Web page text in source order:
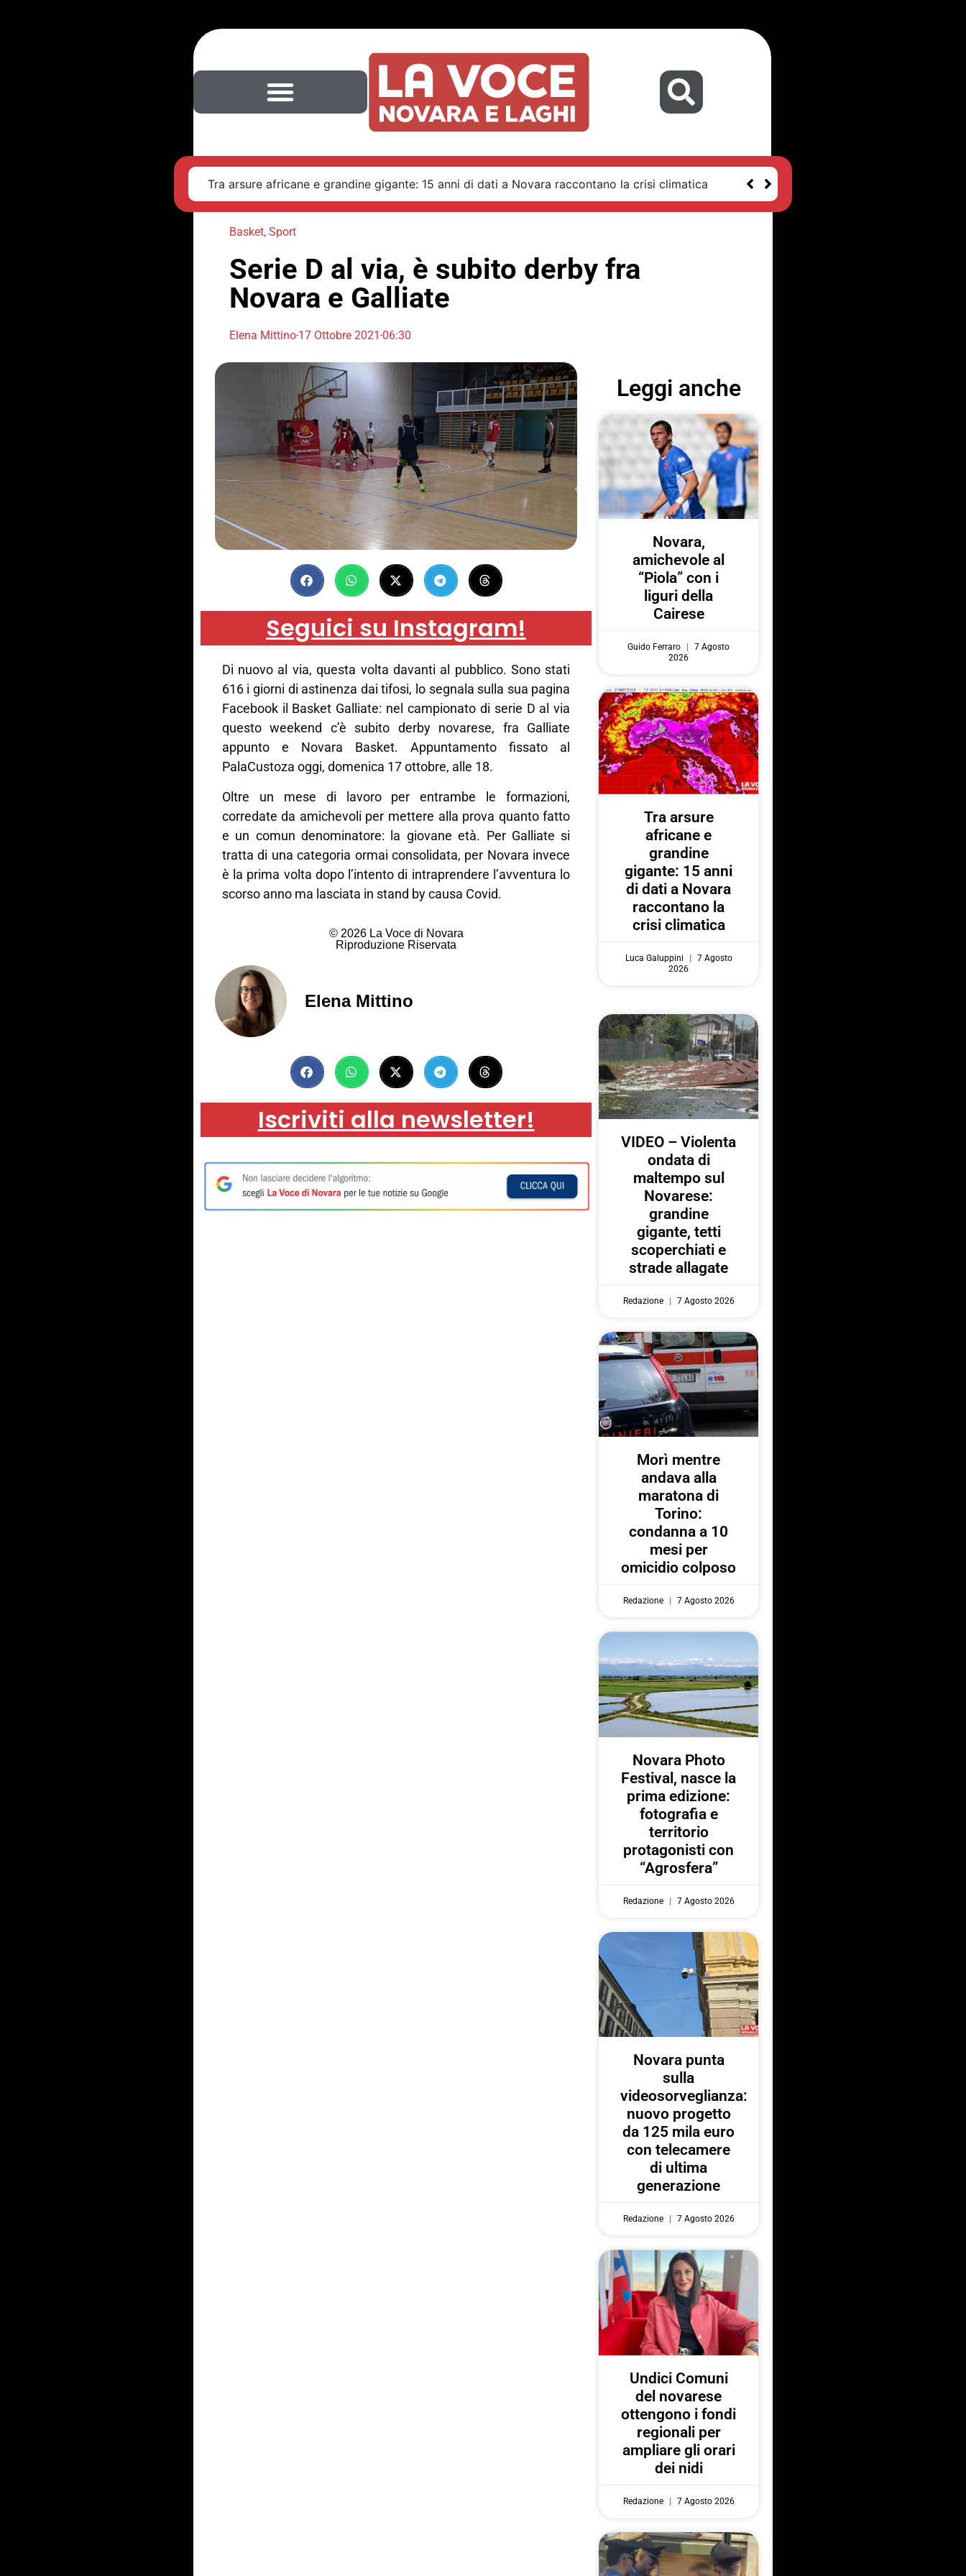
Tra arsure africane e grandine gigante: 15 anni di dati a Novara raccontano la crisi climatica
Basket, Sport
Serie D al via, è subito derby fra
Novara e Galliate
Elena Mittino17 Ottobre 2021 06:30
Seguici su Instagram!
Di nuovo al via, questa volta davanti al pubblico. Sono stati
616 i giorni di astinenza dai tifosi, lo segnala sulla sua pagina
Facebook il Basket Galliate: nel campionato di serie D al via
questo weekend c’è subito derby novarese, fra Galliate
appunto e Novara Basket. Appuntamento fissato al
PalaCustoza oggi, domenica 17 ottobre, alle 18.
Oltre un mese di lavoro per entrambe le formazioni,
corredate da amichevoli per mettere alla prova quanto fatto
e un comun denominatore: la giovane età. Per Galliate si
tratta di una categoria ormai consolidata, per Novara invece
è la prima volta dopo l’intento di intraprendere l’avventura lo
scorso anno ma lasciata in stand by causa Covid.
© 2026 La Voce di Novara
Riproduzione Riservata
Elena Mittino
Iscriviti alla newsletter!
Leggi anche
Novara,
amichevole al
“Piola” con i
liguri della
Cairese
Guido Ferraro
7 Agosto
2026
Tra arsure
africane e
grandine
gigante: 15 anni
di dati a Novara
raccontano la
crisi climatica
Luca Galuppini
7 Agosto
2026
VIDEO – Violenta
ondata di
maltempo sul
Novarese:
grandine
gigante, tetti
scoperchiati e
strade allagate
Redazione 7 Agosto 2026
Morì mentre
andava alla
maratona di
Torino:
condanna a 10
mesi per
omicidio colposo
Redazione 7 Agosto 2026
Novara Photo
Festival, nasce la
prima edizione:
fotografia e
territorio
protagonisti con
“Agrosfera”
Redazione 7 Agosto 2026
Novara punta
sulla
videosorveglianza:
nuovo progetto
da 125 mila euro
con telecamere
di ultima
generazione
Redazione 7 Agosto 2026
Undici Comuni
del novarese
ottengono i fondi
regionali per
ampliare gli orari
dei nidi
Redazione 7 Agosto 2026